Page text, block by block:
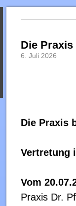
Die Praxis
6. Juli 2026
Die Praxis
Vertretung
Vom
Praxis Dr.